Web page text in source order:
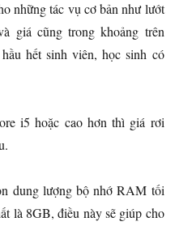
những tác vụ cơ bản như lướt
giá cũng trong khoảng trên
hết sinh viên, học sinh có
i5 hoặc cao hơn thì giá rơi
dung lượng bộ nhớ RAM tối
là 8GB, điều này sẽ giúp cho